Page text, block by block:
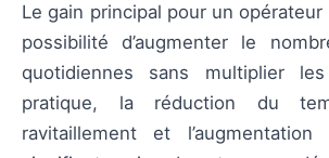
Le gain principal pour un
possibilité d’augmenter le
quotidiennes sans multiplier
pratique, la réduction du
ravitaillement et l’augmentation